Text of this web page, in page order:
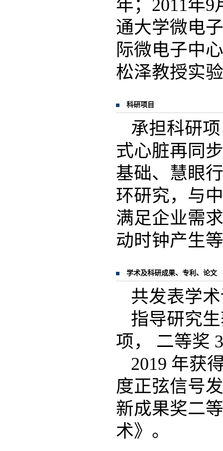
年；2011年
通大学微电
际微电子中
松泽教授实
科研项目
承担科研
式心脏再同
基础、慧眼
环研究，与
满足企业需
动时钟产生
学术及科研成果、专利、论文
共发表学
指导研究
项， 二等奖
2019 年获
度正弦信号
新成果奖二
术》。